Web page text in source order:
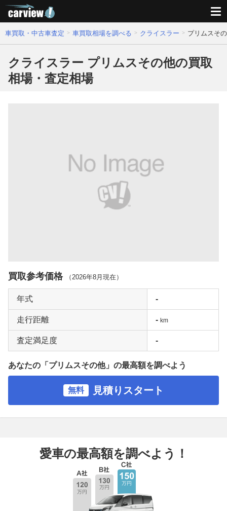
車買取・中古車査定 車買取相場を調べる クライスラー プリムスそ
クライスラー プリムスその他の買取
相場・査定相場
買取参考価格 （2026年8月 現在）
年式 -
走行距離 - km
査定満足度 -
あなたの「プリムスその他」の最高額を調べよう
無料 見積りスタート
愛車の最高額を調べよう！